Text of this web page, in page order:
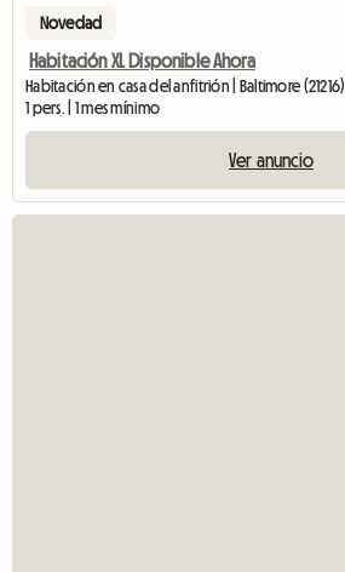
Novedad
Habitación XL Disponible Ahora
Habitación en casa del anfitrión | Baltimore (21216)
1 pers. | 1 mes mínimo
Ver anuncio